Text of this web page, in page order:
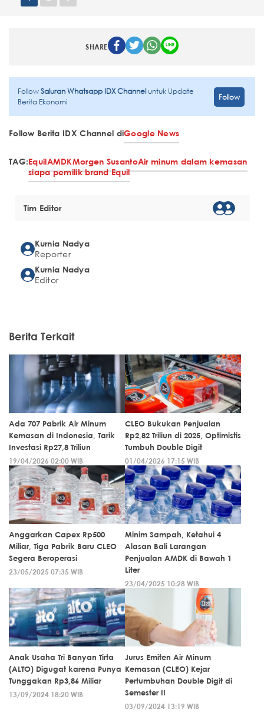
SHARE
FollowSaluran Whatsapp IDX Channeluntuk Update
Berita Ekonomi
Follow
Follow Berita IDX Channel diGoogle News
TAG:EquilAMDKMorgen SusantoAir minum dalam kemasan
siapa pemilik brand Equil
Tim Editor
Kurnia Nadya
Reporter
Kurnia Nadya
Editor
Berita Terkait
Ada 707 Pabrik Air Minum
Kemasan di Indonesia, Tarik
Investasi Rp27,8 Triliun
19/04/2026 02:00 WIB
CLEO Bukukan Penjualan
Rp2,82 Triliun di 2025, Optimistis
Tumbuh Double Digit
01/04/2026 17:15 WIB
Anggarkan Capex Rp500
Miliar, Tiga Pabrik Baru CLEO
Segera Beroperasi
23/05/2025 07:35 WIB
Minim Sampah, Ketahui 4
Alasan Bali Larangan
Penjualan AMDK di Bawah 1
Liter
23/04/2025 10:28 WIB
Anak Usaha Tri Banyan Tirta
(ALTO) Digugat karena Punya
Tunggakan Rp3,86 Miliar
13/09/2024 18:20 WIB
Jurus Emiten Air Minum
Kemasan (CLEO) Kejar
Pertumbuhan Double Digit di
Semester II
03/09/2024 13:19 WIB